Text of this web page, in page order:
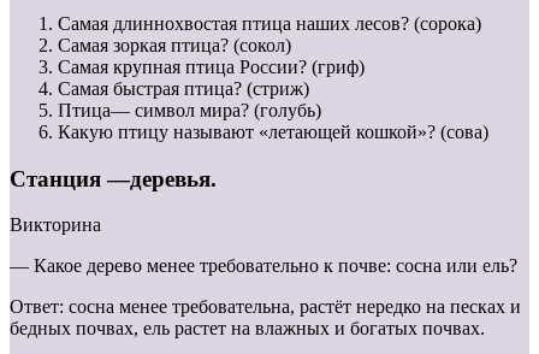
Самая длиннохвостая птица наших лесов? (сорока)
Самая зоркая птица? (сокол)
Самая крупная птица России? (гриф)
Самая быстрая птица? (стриж)
Птица— символ мира? (голубь)
Какую птицу называют «летающей кошкой»? (сова)
Станция —деревья.
Викторина
— Какое дерево менее требовательно к почве: сосна или ель?
Ответ: сосна менее требовательна, растёт нередко на песках и
бедных почвах, ель растет на влажных и богатых почвах.